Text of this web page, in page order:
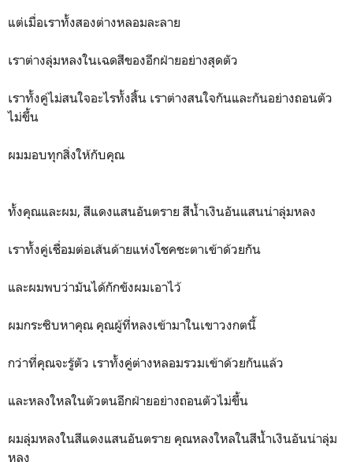
แต่เมื่อเราทั้งสองต่างหลอมละลาย
เราต่างลุ่มหลงในเฉดสีของอีกฝ่ายอย่างสุดตัว
เราทั้งคู่ไม่สนใจอะไรทั้งสิ้น เราต่างสนใจกันและกันอย่างถอนตัว
ไม่ขึ้น
ผมมอบทุกสิ่งให้กับคุณ
ทั้งคุณและผม, สีแดงแสนอันตราย สีน้ำเงินอันแสนน่าลุ่มหลง
เราทั้งคู่เชื่อมต่อเส้นด้ายแห่งโชคชะตาเข้าด้วยกัน
และผมพบว่ามันได้กักขังผมเอาไว้
ผมกระซิบหาคุณ คุณผู้ที่หลงเข้ามาในเขาวงกตนี้
กว่าที่คุณจะรู้ตัว เราทั้งคู่ต่างหลอมรวมเข้าด้วยกันแล้ว
และหลงใหลในตัวตนอีกฝ่ายอย่างถอนตัวไม่ขึ้น
ผมลุ่มหลงในสีแดงแสนอันตราย คุณหลงใหลในสีน้ำเงินอันน่าลุ่ม
หลง